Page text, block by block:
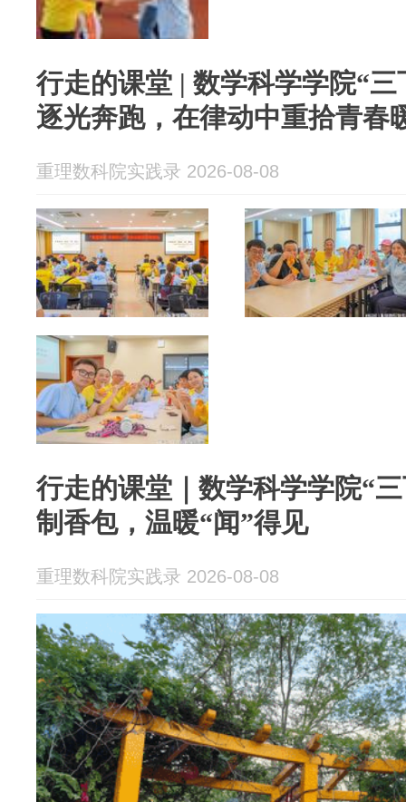
行走的课堂 | 数学科学学院“
逐光奔跑，在律动中重拾青春
重理数科院实践录 2026-08-08
行走的课堂｜数学科学学院“
制香包，温暖“闻”得见
重理数科院实践录 2026-08-08